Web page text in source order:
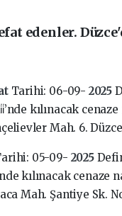
edenler.
Tarihi: 06-09- 2025
kılınacak cenaze
Mah. 6.
05-09- 2025
kılınacak cenaze
Mah. Şantiye Sk.